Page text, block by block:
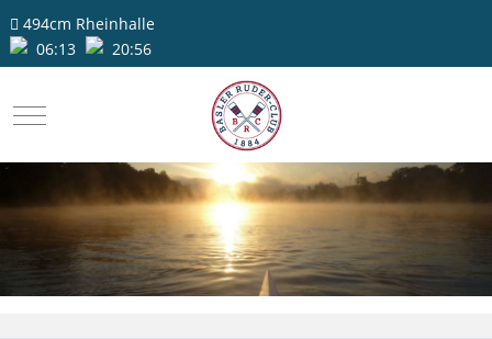
494cm Rheinhalle
06:13
20:56
Mobile Menu Toggle